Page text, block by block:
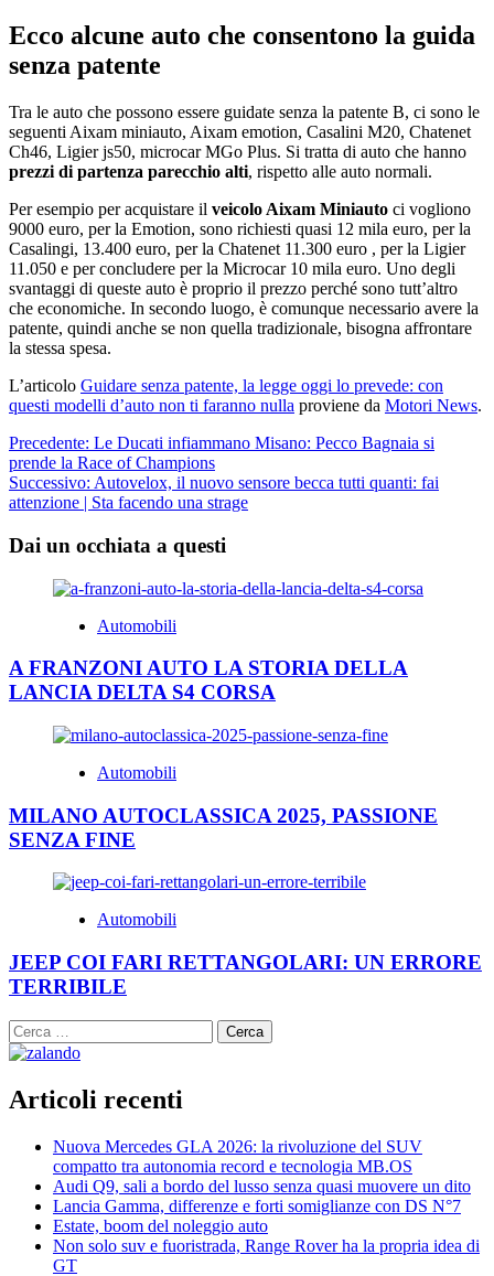
Ecco alcune auto che consentono la guida
senza patente
Tra le auto che possono essere guidate senza la patente B, ci sono le
seguenti Aixam miniauto, Aixam emotion, Casalini M20, Chatenet
Ch46, Ligier js50, microcar MGo Plus. Si tratta di auto che hanno
prezzi di partenza parecchio alti, rispetto alle auto normali.
Per esempio per acquistare il veicolo Aixam Miniauto ci vogliono
9000 euro, per la Emotion, sono richiesti quasi 12 mila euro, per la
Casalingi, 13.400 euro, per la Chatenet 11.300 euro , per la Ligier
11.050 e per concludere per la Microcar 10 mila euro. Uno degli
svantaggi di queste auto è proprio il prezzo perché sono tutt’altro
che economiche. In secondo luogo, è comunque necessario avere la
patente, quindi anche se non quella tradizionale, bisogna affrontare
la stessa spesa.
L’articolo Guidare senza patente, la legge oggi lo prevede: con
questi modelli d’auto non ti faranno nulla proviene da Motori News.
Navigazione
articolo
Precedente: Le Ducati infiammano Misano: Pecco Bagnaia si
prende la Race of Champions
Successivo: Autovelox, il nuovo sensore becca tutti quanti: fai
attenzione | Sta facendo una strage
Dai un occhiata a questi
Automobili
A FRANZONI AUTO LA STORIA DELLA
LANCIA DELTA S4 CORSA
Automobili
MILANO AUTOCLASSICA 2025, PASSIONE
SENZA FINE
Automobili
JEEP COI FARI RETTANGOLARI: UN ERRORE
TERRIBILE
Ricerca
per:
Articoli recenti
Nuova Mercedes GLA 2026: la rivoluzione del SUV
compatto tra autonomia record e tecnologia MB.OS
Audi Q9, sali a bordo del lusso senza quasi muovere un dito
Lancia Gamma, differenze e forti somiglianze con DS N°7
Estate, boom del noleggio auto
Non solo suv e fuoristrada, Range Rover ha la propria idea di
GT